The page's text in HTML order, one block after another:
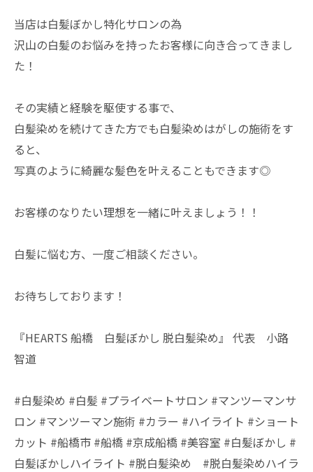
当店は白髪ぼかし特化サロンの為
沢山の白髪のお悩みを持ったお客様に向き合ってきまし
た！
その実績と経験を駆使する事で、
白髪染めを続けてきた方でも白髪染めはがしの施術をす
ると、
写真のように綺麗な髪色を叶えることもできます◎
お客様のなりたい理想を一緒に叶えましょう！！
白髪に悩む方、一度ご相談ください。
お待ちしております！
『HEARTS 船橋 白髪ぼかし 脱白髪染め』 代表 小路
智道
#白髪染め #白髪 #プライベートサロン #マンツーマンサ
ロン #マンツーマン施術 #カラー #ハイライト #ショート
カット #船橋市 #船橋 #京成船橋 #美容室 #白髪ぼかし #
白髪ぼかしハイライト #脱白髪染め #脱白髪染めハイラ